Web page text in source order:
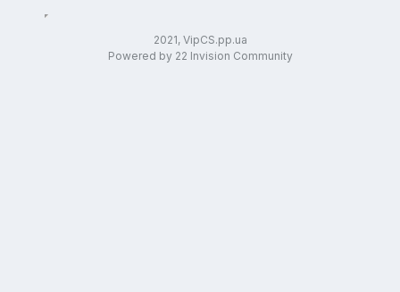
2021, VipCS.pp.ua
Powered by 22 Invision Community